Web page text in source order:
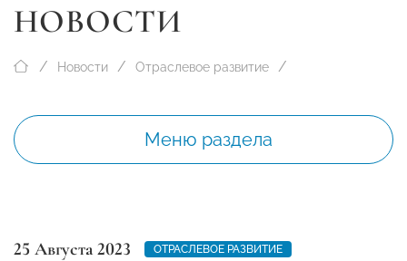
НОВОСТИ
Новости Отраслевое развитие
Меню раздела
25 Августа 2023
ОТРАСЛЕВОЕ РАЗВИТИЕ